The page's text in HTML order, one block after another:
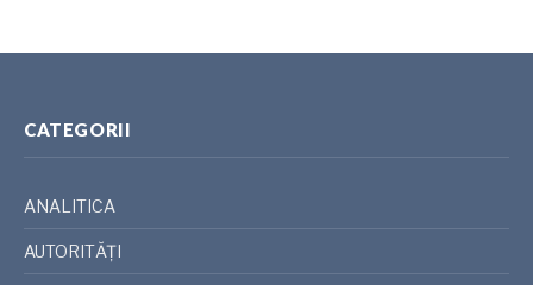
CATEGORII
ANALITICA
AUTORITĂȚI